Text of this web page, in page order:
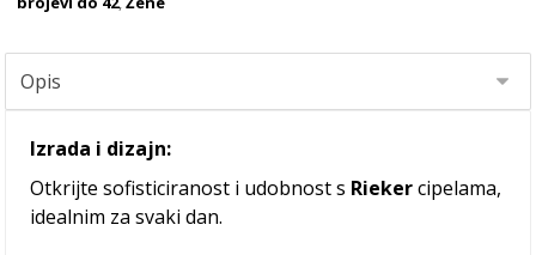
Izrada i dizajn:
Otkrijte sofisticiranost i udobnost s Riekercipelama,
idealnim za svaki dan.